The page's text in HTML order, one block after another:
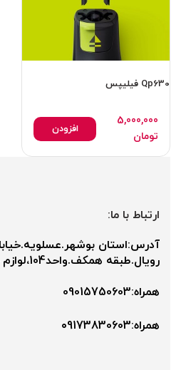
Qp630 فیلیپس
5,000,000
تومان
افزودن
ارتباط با ما:
آدرس:استان
رویال.طبقه همکف.واحد104،لوازم خانگی مبین
همراه:09015750603
همراه:۰9173830603